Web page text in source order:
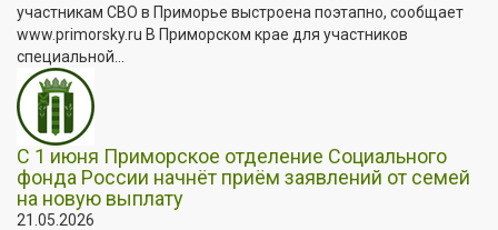
участникам СВО в Приморье выстроена поэтапно, сообщает
www.primorsky.ru В Приморском крае для участников
специальной...
С 1 июня Приморское отделение Социального
фонда России начнёт приём заявлений от семей
на новую выплату
21.05.2026